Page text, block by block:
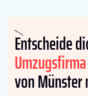
Entscheide
Umzugsfirma
von Münster